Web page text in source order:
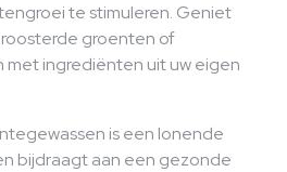
te stimuleren. Geniet
groenten of
ingrediënten uit uw eigen
is een lonende
bijdraagt aan een gezonde